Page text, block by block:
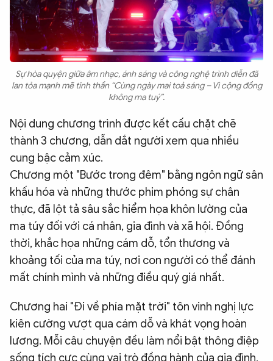
Sự hòa quyện giữa âm nhạc, ánh sáng và công nghệ trình diễn đã
lan tỏa mạnh mẽ tinh thần “Cùng ngày mai toả sáng – Vì cộng đồng
không ma tuý”.
Nội dung chương trình được kết cấu chặt chẽ
thành 3 chương, dẫn dắt người xem qua nhiều
cung bậc cảm xúc.
Chương một "Bước trong đêm" bằng ngôn ngữ sân
khấu hóa và những thước phim phóng sự chân
thực, đã lột tả sâu sắc hiểm họa khôn lường của
ma túy đối với cá nhân, gia đình và xã hội. Đồng
thời, khắc họa những cám dỗ, tổn thương và
khoảng tối của ma túy, nơi con người có thể đánh
mất chính mình và những điều quý giá nhất.
Chương hai "Đi về phía mặt trời" tôn vinh nghị lực
kiên cường vượt qua cám dỗ và khát vọng hoàn
lương. Mỗi câu chuyện đều làm nổi bật thông điệp
sống tích cực cùng vai trò đồng hành của gia đình,